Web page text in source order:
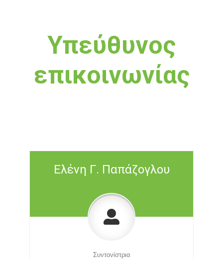
Υπεύθυνος
επικοινωνίας
Ελένη Γ. Παπάζογλου
Συντονίστρια